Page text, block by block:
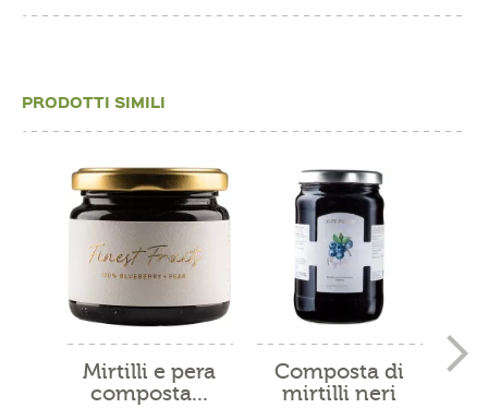
PRODOTTI SIMILI
Mirtilli e pera
composta...
Composta di
mirtilli neri